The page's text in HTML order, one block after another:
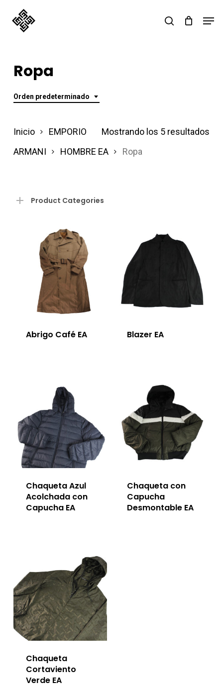
search
Ropa
Orden predeterminado
Mostrando los 5 resultados
Inicio
EMPORIO
ARMANI
HOMBRE EA Ropa
Product Categories
Abrigo Café EA Blazer EA
Chaqueta Azul
Acolchada con
Capucha EA
Chaqueta con
Capucha
Desmontable EA
Chaqueta
Cortaviento
Verde EA